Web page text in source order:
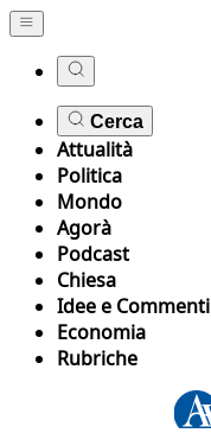
Cerca
Attualità
Politica
Mondo
Agorà
Podcast
Chiesa
Idee e Commenti
Economia
Rubriche